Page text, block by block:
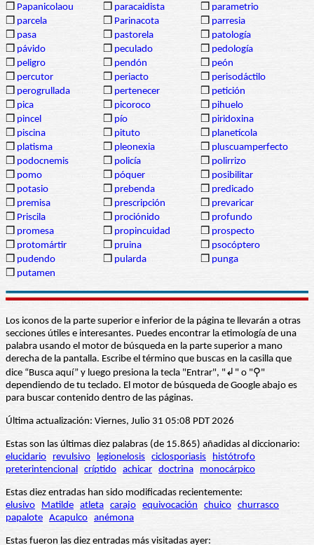
❒ Papanicolaou ❒ paracaidista ❒ parametrio
❒ parcela ❒ Parinacota ❒ parresia
❒ pasa ❒ pastorela ❒ patología
❒ pávido ❒ peculado ❒ pedología
❒ peligro ❒ pendón ❒ peón
❒ percutor ❒ periacto ❒ perisodáctilo
❒ perogrullada ❒ pertenecer ❒ petición
❒ pica ❒ picoroco ❒ pihuelo
❒ pincel ❒ pío ❒ piridoxina
❒ piscina ❒ pituto ❒ planetícola
❒ platisma ❒ pleonexia ❒ pluscuamperfecto
❒ podocnemis ❒ policía ❒ polirrizo
❒ pomo ❒ póquer ❒ posibilitar
❒ potasio ❒ prebenda ❒ predicado
❒ premisa ❒ prescripción ❒ prevaricar
❒ Priscila ❒ prociónido ❒ profundo
❒ promesa ❒ propincuidad ❒ prospecto
❒ protomártir ❒ pruina ❒ psocóptero
❒ pudendo ❒ pularda ❒ punga
❒ putamen
Los iconos de la parte superior e inferior de la página te llevarán a otras
secciones útiles e interesantes. Puedes encontrar la etimología de una
palabra usando el motor de búsqueda en la parte superior a mano
derecha de la pantalla. Escribe el término que buscas en la casilla que
dice “Busca aquí” y luego presiona la tecla "Entrar", "↲" o "⚲"
dependiendo de tu teclado. El motor de búsqueda de Google abajo es
para buscar contenido dentro de las páginas.
Última actualización: Viernes, Julio 31 05:08 PDT 2026
Estas son las últimas diez palabras (de 15.865) añadidas al diccionario:
elucidario
revulsivo legionelosis ciclosporiasis
histótrofo
preterintencional críptido achicar doctrina monocárpico
Estas diez entradas han sido modificadas recientemente:
elusivo
Matilde atleta carajo equivocación chuico churrasco
papalote Acapulco anémona
Estas fueron las diez entradas más visitadas ayer: